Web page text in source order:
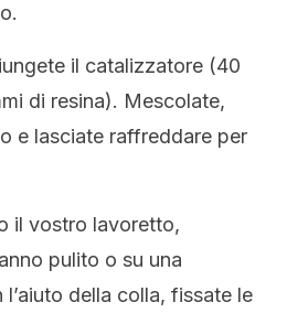
il catalizzatore (40
di resina). Mescolate,
e lasciate raffreddare per
il vostro lavoretto,
pulito o su una
della colla, fissate le